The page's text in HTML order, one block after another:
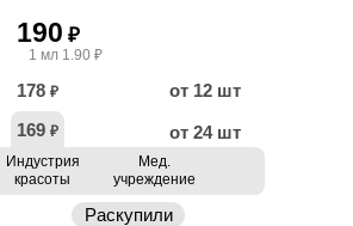
190 ₽
1 мл 1.90 ₽
178 ₽
от 12 шт
169 ₽ от 24 шт
Индустрия
красоты
Мед.
учреждение
Раскупили